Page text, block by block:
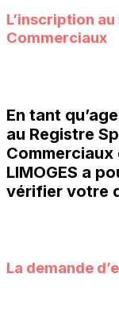
L’inscription
Commerciaux
En tant
au Registre
LIMOGES a
vérifier votre
La demande